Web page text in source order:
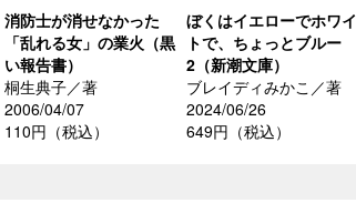
消防士が消せなかった
「乱れる女」の業火（黒
い報告書）
桐生典子／著
2006/04/07
110円（税込）
ぼくはイエローでホワイ
トで、ちょっとブルー
2（新潮文庫）
ブレイディみかこ／著
2024/06/26
649円（税込）